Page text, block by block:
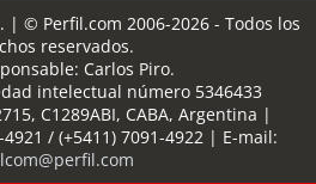
| © Perfil.com 2006-2026 - Todos los
reservados.
Carlos Piro.
intelectual número 5346433
, C1289ABI, CABA, Argentina |
/ (+5411) 7091-4922| E-mail: